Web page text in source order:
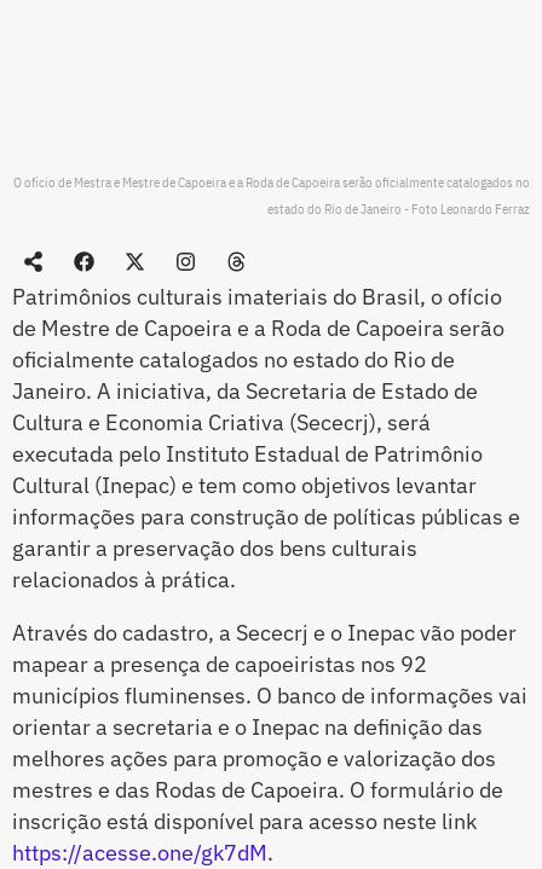
O ofício de Mestra e Mestre de Capoeira e a Roda de Capoeira serão oficialmente catalogados no
estado do Rio de Janeiro - Foto Leonardo Ferraz
Patrimônios culturais imateriais do Brasil, o ofício
de Mestre de Capoeira e a Roda de Capoeira serão
oficialmente catalogados no estado do Rio de
Janeiro. A iniciativa, da Secretaria de Estado de
Cultura e Economia Criativa (Sececrj), será
executada pelo Instituto Estadual de Patrimônio
Cultural (Inepac) e tem como objetivos levantar
informações para construção de políticas públicas e
garantir a preservação dos bens culturais
relacionados à prática.
Através do cadastro, a Sececrj e o Inepac vão poder
mapear a presença de capoeiristas nos 92
municípios fluminenses. O banco de informações vai
orientar a secretaria e o Inepac na definição das
melhores ações para promoção e valorização dos
mestres e das Rodas de Capoeira. O formulário de
inscrição está disponível para acesso neste link
https://acesse.one/gk7dM.